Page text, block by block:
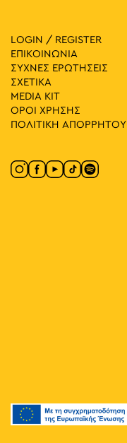
LOGIN / REGISTER
ΕΠΙΚΟΙΝΩΝΙΑ
ΣΥΧΝΕΣ ΕΡΩΤΗΣΕΙΣ
ΣΧΕΤΙΚΑ
MEDIA ΚIT
ΟΡΟΙ ΧΡΗΣΗΣ
ΠΟΛΙΤΙΚΗ ΑΠΟΡΡΗΤΟΥ